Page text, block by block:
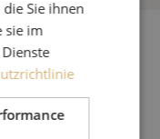
Sie ihnen
sie im